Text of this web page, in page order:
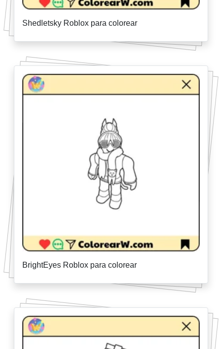
Shedletsky Roblox para colorear
BrightEyes Roblox para colorear